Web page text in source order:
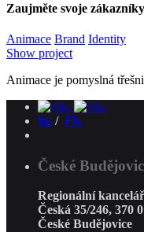
Zaujměte svoje
Animace Brand Identity
Show project
Animace je pomyslná
Ig, / Fb.
České
Regionální
Česká 35/246, 370
České Budějovice